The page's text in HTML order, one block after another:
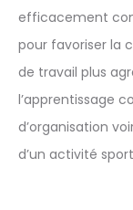
efficacement
pour favoriser la
de travail plus
l’apprentissage
d’organisation
d’un activité